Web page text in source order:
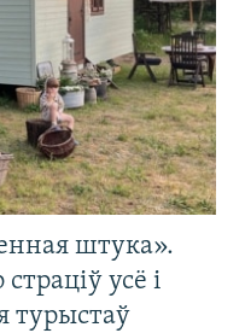
штука».
усё і
турыстаў